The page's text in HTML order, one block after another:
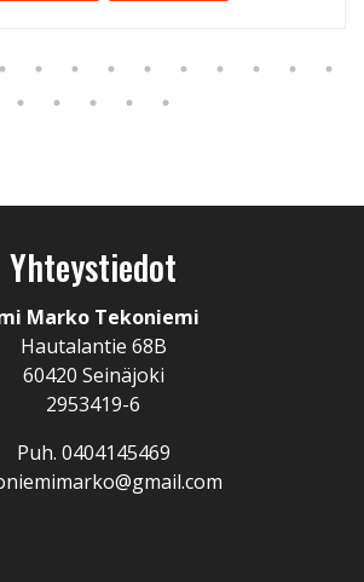
Yhteystiedot
Marko Tekoniemi
Hautalantie 68B
60420 Seinäjoki
2953419-6
Puh. 0404145469